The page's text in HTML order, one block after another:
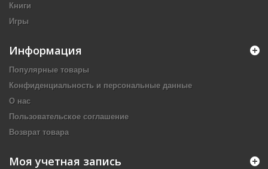
Книги
Игры
Информация
Популярные товары
Конфиденциальность и персональные данные
О нас
Пользовательское соглашение
Возврат товара
Моя учетная запись